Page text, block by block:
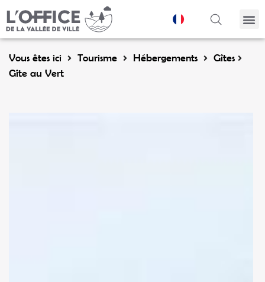
Vous êtes ici Tourisme Hébergements
Gîtes
Gîte au Vert
Panneau de gestion des cookies